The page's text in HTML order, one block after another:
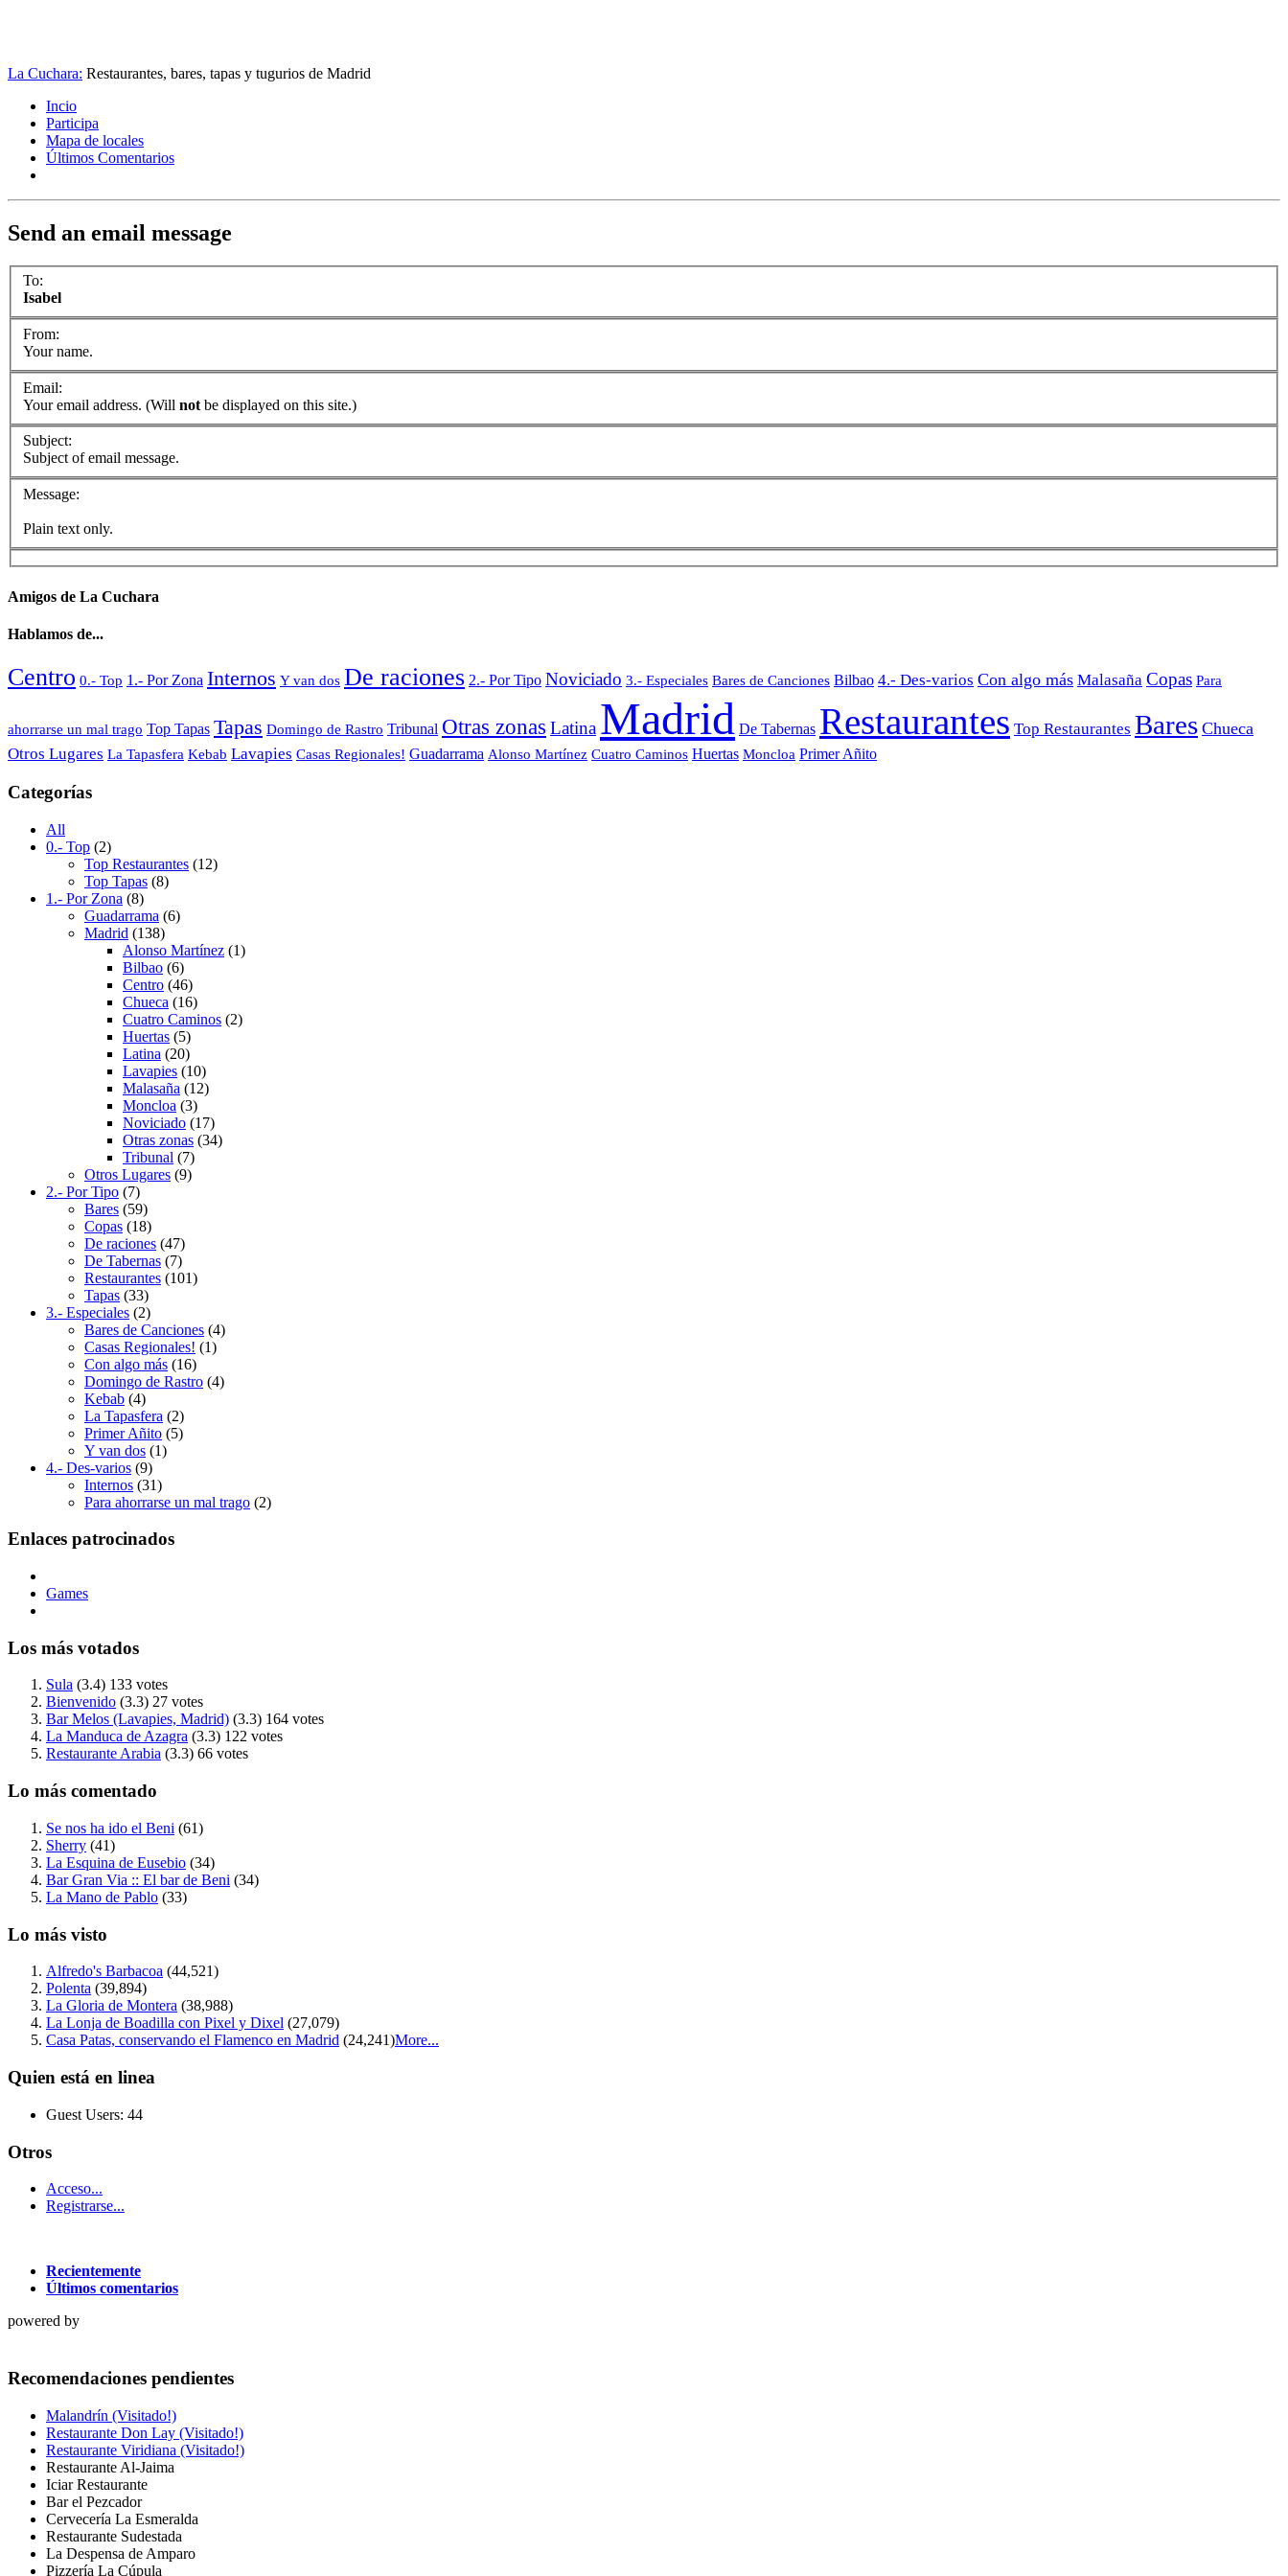
La Cuchara: Restaurantes, bares, tapas y tugurios de Madrid
Incio
Participa
Mapa de locales
Últimos Comentarios
Send an email message
To:
Isabel
From:
Your name.
Email:
Your email address. (Will not be displayed on this site.)
Subject:
Subject of email message.
Message:
Plain text only.
Amigos de La Cuchara
Hablamos de...
Centro 0.- Top 1.- Por Zona Internos Y van dos De raciones 2.- Por Tipo Noviciado 3.- Especiales Bares de Canciones Bilbao 4.- Des-varios Con algo más Malasaña Copas Para
ahorrarse un mal trago Top Tapas Tapas Domingo de Rastro Tribunal Otras zonas Latina Madrid De Tabernas Restaurantes Top Restaurantes Bares Chueca
Otros Lugares La Tapasfera Kebab Lavapies Casas Regionales! Guadarrama Alonso Martínez Cuatro Caminos Huertas Moncloa Primer Añito
Categorías
All
0.- Top (2)
Top Restaurantes (12)
Top Tapas (8)
1.- Por Zona (8)
Guadarrama (6)
Madrid (138)
Alonso Martínez (1)
Bilbao (6)
Centro (46)
Chueca (16)
Cuatro Caminos (2)
Huertas (5)
Latina (20)
Lavapies (10)
Malasaña (12)
Moncloa (3)
Noviciado (17)
Otras zonas (34)
Tribunal (7)
Otros Lugares (9)
2.- Por Tipo (7)
Bares (59)
Copas (18)
De raciones (47)
De Tabernas (7)
Restaurantes (101)
Tapas (33)
3.- Especiales (2)
Bares de Canciones (4)
Casas Regionales! (1)
Con algo más (16)
Domingo de Rastro (4)
Kebab (4)
La Tapasfera (2)
Primer Añito (5)
Y van dos (1)
4.- Des-varios (9)
Internos (31)
Para ahorrarse un mal trago (2)
Enlaces patrocinados
Games
Los más votados
Sula (3.4) 133 votes
Bienvenido (3.3) 27 votes
Bar Melos (Lavapies, Madrid) (3.3) 164 votes
La Manduca de Azagra (3.3) 122 votes
Restaurante Arabia (3.3) 66 votes
Lo más comentado
Se nos ha ido el Beni (61)
Sherry (41)
La Esquina de Eusebio (34)
Bar Gran Via :: El bar de Beni (34)
La Mano de Pablo (33)
Lo más visto
Alfredo's Barbacoa (44,521)
Polenta (39,894)
La Gloria de Montera (38,988)
La Lonja de Boadilla con Pixel y Dixel (27,079)
Casa Patas, conservando el Flamenco en Madrid (24,241)More...
Quien está en linea
Guest Users: 44
Otros
Acceso...
Registrarse...
Recientemente
Últimos comentarios
powered by
Recomendaciones pendientes
Malandrín (Visitado!)
Restaurante Don Lay (Visitado!)
Restaurante Viridiana (Visitado!)
Restaurante Al-Jaima
Iciar Restaurante
Bar el Pezcador
Cervecería La Esmeralda
Restaurante Sudestada
La Despensa de Amparo
Pizzería La Cúpula